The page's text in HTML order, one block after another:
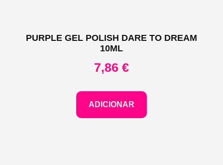
PURPLE GEL POLISH DARE TO DREAM
10ML
7,86 €
ADICIONAR